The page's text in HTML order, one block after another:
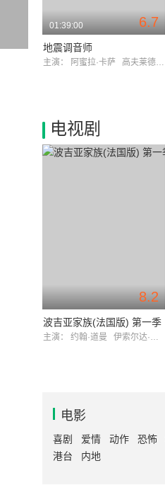
6.7
01:39:00
地震调音师
主演： 阿蜜拉·卡萨 高夫莱德·约翰
电视剧
8.2
波吉亚家族(法国版) 第一季
主演： 约翰·道曼 伊索尔达·戴查克
电影
喜剧 爱情 动作 恐怖
港台
内地